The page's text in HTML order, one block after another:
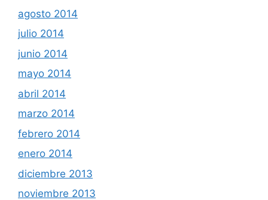
agosto 2014
julio 2014
junio 2014
mayo 2014
abril 2014
marzo 2014
febrero 2014
enero 2014
diciembre 2013
noviembre 2013